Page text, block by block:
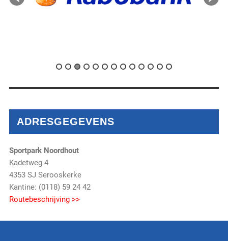
ADRESGEGEVENS
Sportpark Noordhout
Kadetweg 4
4353 SJ Serooskerke
Kantine: (0118) 59 24 42
Routebeschrijving >>